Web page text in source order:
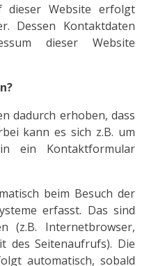
dieser Website erfolgt
Dessen Kontaktdaten
dieser Website
dadurch erhoben, dass
kann es sich z.B. um
ein Kontaktformular
beim Besuch der
erfasst. Das sind
(z.B. Internetbrowser,
des Seitenaufrufs). Die
automatisch, sobald